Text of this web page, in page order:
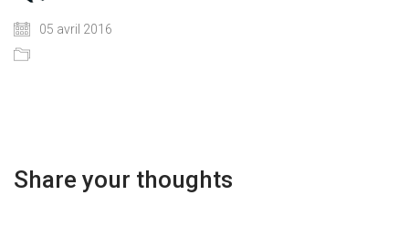
05 avril 2016
Share your thoughts